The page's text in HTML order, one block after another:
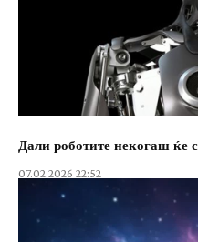
Дали роботите некогаш ќе
07.02.2026 22:52